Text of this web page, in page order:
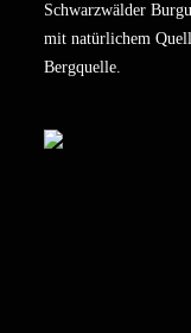
Schwarzwälder
mit natürlichem
Bergquelle.